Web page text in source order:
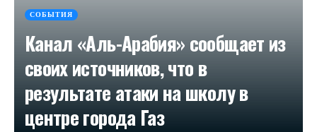
СОБЫТИЯ
Канал «Аль-Арабия» сообщает из
своих источников, что в
результате атаки на школу в
центре города Газ